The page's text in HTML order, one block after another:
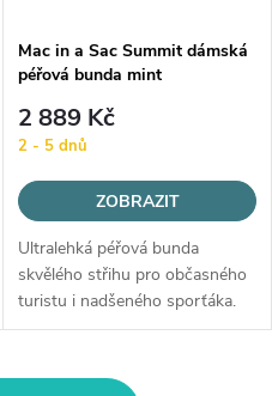
Mac in a Sac Summit dámská
péřová bunda mint
2 889 Kč
2 - 5 dnů
ZOBRAZIT
Ultralehká péřová bunda
skvělého střihu pro občasného
turistu i nadšeného sporťáka.